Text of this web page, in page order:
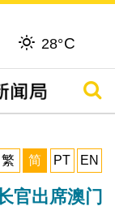
28°C
搜寻
繁
简 PT EN
官出席澳门